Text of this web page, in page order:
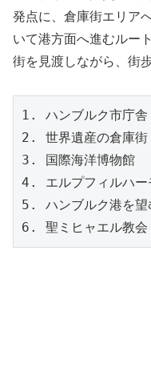
発点に、倉庫街エリア
いて港方面へ進むルー
街を見渡しながら、街
1. ハンブルク市庁舎
2. 世界遺産の倉庫街
3. 国際海洋博物館
4. エルプフィルハー
5. ハンブルク港を望
6. 聖ミヒャエル教会